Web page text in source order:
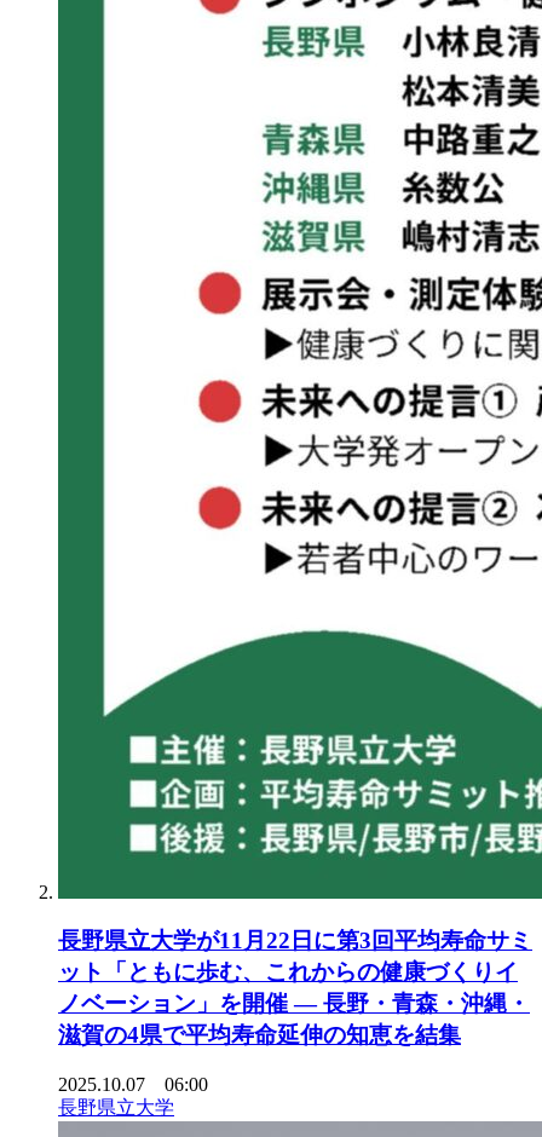
長野県立大学が11月22日に第3回平均寿命サミ
ット「ともに歩む、これからの健康づくりイ
ノベーション」を開催 ― 長野・青森・沖縄・
滋賀の4県で平均寿命延伸の知恵を結集
2025.10.07 06:00
長野県立大学